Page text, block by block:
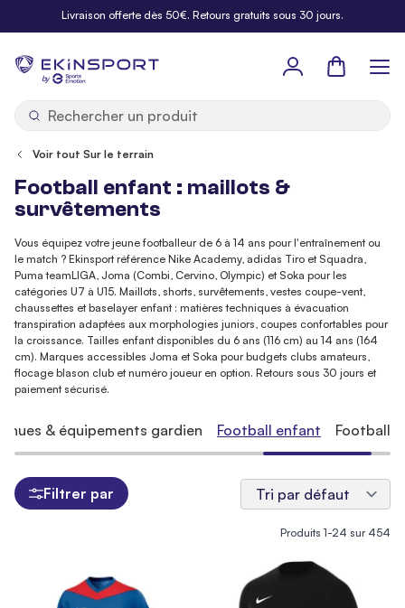
Allez au contenuLivraison offerte dès 50€. Retours gratuits sous 30 jours.
by
Panier
Voir tout Sur le terrain
Football enfant : maillots &
survêtements
Vous équipez votre jeune footballeur de 6 à 14 ans pour l'entraînement ou
le match ? Ekinsport référence Nike Academy, adidas Tiro et Squadra,
Puma teamLIGA, Joma (Combi, Cervino, Olympic) et Soka pour les
catégories U7 à U15. Maillots, shorts, survêtements, vestes coupe-vent,
chaussettes et baselayer enfant : matières techniques à évacuation
transpiration adaptées aux morphologies juniors, coupes confortables pour
la croissance. Tailles enfant disponibles du 6 ans (116 cm) au 14 ans (164
cm). Marques accessibles Joma et Soka pour budgets clubs amateurs,
flocage blason club et numéro joueur en option. Retours sous 30 jours et
paiement sécurisé.
Produits 1-24 sur 454
& équipements gardien Football enfant Football
Filtrer par